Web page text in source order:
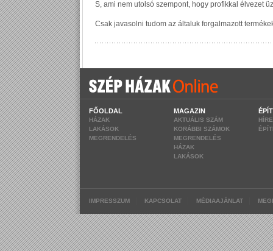
FŐOLDAL
HÁZAK
LAKÁSOK
MEGRENDELÉS
MAGAZIN
AKTUÁLIS SZÁM
KORÁBBI SZÁMOK
MEGRENDELÉS
HÁZAK
LAKÁSOK
IMPRESSZUM KAPCSOLAT MÉDIAAJÁNLAT